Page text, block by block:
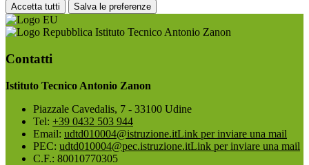
Accetta tutti Salva le preferenze
Istituto Tecnico Antonio Zanon
Contatti
Istituto Tecnico Antonio Zanon
Piazzale Cavedalis, 7 - 33100 Udine
Tel: +39 0432 503 944
Email: udtd010004@istruzione.itLink per inviare una mail
PEC: udtd010004@pec.istruzione.itLink per inviare una mail
C.F.: 80010770305